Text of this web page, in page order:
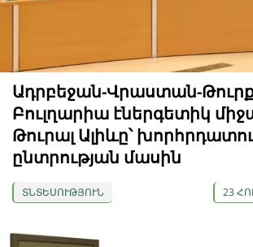
Ադրբեջան-Վրաստան-
Բուլղարիա էներգետիկ
Թուրալ Ալիևը՝
ընտրության մասին
ՏՆՏԵՍՈՒԹՅՈՒՆ 23